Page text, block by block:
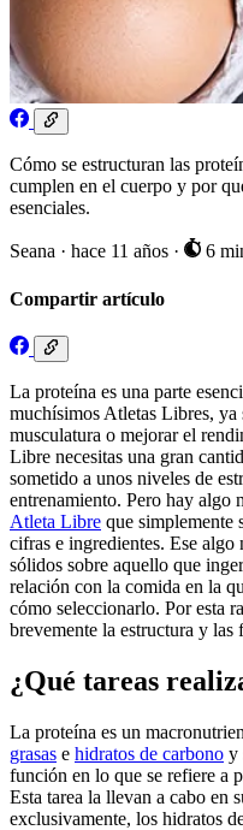
Cómo se estructuran las
cumplen en el cuerpo y por
esenciales.
Seana · hace 11 años · 6
Compartir artículo
La proteína es una parte
muchísimos Atletas Libres, ya
musculatura o mejorar el
Libre necesitas una gran
sometido a unos niveles de
entrenamiento. Pero hay algo
Atleta Libre que simplemente
cifras e ingredientes. Ese
sólidos sobre aquello que
relación con la comida en la
cómo seleccionarlo. Por esta
brevemente la estructura y las
¿Qué tareas
La proteína es un
grasas e hidratos de carbono y
función en lo que se refiere a
Esta tarea la llevan a cabo en
exclusivamente, los hidratos